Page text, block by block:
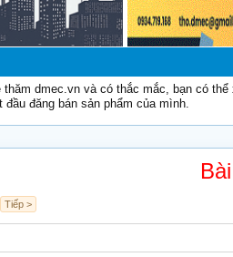
thăm dmec.vn và có thắc mắc, bạn có
đầu đăng bán sản phẩm của mình.
Tiếp >